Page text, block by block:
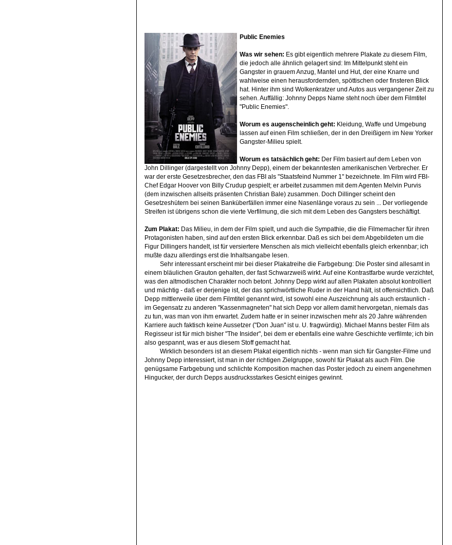
Public Enemies
Was wir sehen: Es gibt eigentlich mehrere Plakate zu diesem Film,
die jedoch alle ähnlich gelagert sind: Im Mittelpunkt steht ein
Gangster in grauem Anzug, Mantel und Hut, der eine Knarre und
wahlweise einen herausfordernden, spöttischen oder finsteren Blick
hat. Hinter ihm sind Wolkenkratzer und Autos aus vergangener Zeit zu
sehen. Auffällig: Johnny Depps Name steht noch über dem Filmtitel
"Public Enemies".
Worum es augenscheinlich geht: Kleidung, Waffe und Umgebung
lassen auf einen Film schließen, der in den Dreißigern im New Yorker
Gangster-Milieu spielt.
Worum es tatsächlich geht: Der Film basiert auf dem Leben von
John Dillinger (dargestellt von Johnny Depp), einem der bekanntesten amerikanischen Verbrecher. Er
war der erste Gesetzesbrecher, den das FBI als "Staatsfeind Nummer 1" bezeichnete. Im Film wird FBI-
Chef Edgar Hoover von Billy Crudup gespielt; er arbeitet zusammen mit dem Agenten Melvin Purvis
(dem inzwischen allseits präsenten Christian Bale) zusammen. Doch Dillinger scheint den
Gesetzeshütern bei seinen Banküberfällen immer eine Nasenlänge voraus zu sein ... Der vorliegende
Streifen ist übrigens schon die vierte Verfilmung, die sich mit dem Leben des Gangsters beschäftigt.
Zum Plakat: Das Milieu, in dem der Film spielt, und auch die Sympathie, die die Filmemacher für ihren
Protagonisten haben, sind auf den ersten Blick erkennbar. Daß es sich bei dem Abgebildeten um die
Figur Dillingers handelt, ist für versiertere Menschen als mich vielleicht ebenfalls gleich erkennbar; ich
mußte dazu allerdings erst die Inhaltsangabe lesen.
Sehr interessant erscheint mir bei dieser Plakatreihe die Farbgebung: Die Poster sind allesamt in
einem bläulichen Grauton gehalten, der fast Schwarzweiß wirkt. Auf eine Kontrastfarbe wurde verzichtet,
was den altmodischen Charakter noch betont. Johnny Depp wirkt auf allen Plakaten absolut kontrolliert
und mächtig - daß er derjenige ist, der das sprichwörtliche Ruder in der Hand hält, ist offensichtlich. Daß
Depp mittlerweile über dem Filmtitel genannt wird, ist sowohl eine Auszeichnung als auch erstaunlich -
im Gegensatz zu anderen "Kassenmagneten" hat sich Depp vor allem damit hervorgetan, niemals das
zu tun, was man von ihm erwartet. Zudem hatte er in seiner inzwischen mehr als 20 Jahre währenden
Karriere auch faktisch keine Aussetzer ("Don Juan" ist u. U. fragwürdig). Michael Manns bester Film als
Regisseur ist für mich bisher "The Insider", bei dem er ebenfalls eine wahre Geschichte verfilmte; ich bin
also gespannt, was er aus diesem Stoff gemacht hat.
Wirklich besonders ist an diesem Plakat eigentlich nichts - wenn man sich für Gangster-Filme und
Johnny Depp interessiert, ist man in der richtigen Zielgruppe, sowohl für Plakat als auch Film. Die
genügsame Farbgebung und schlichte Komposition machen das Poster jedoch zu einem angenehmen
Hingucker, der durch Depps ausdrucksstarkes Gesicht einiges gewinnt.